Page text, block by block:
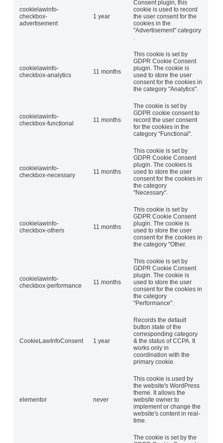
cookielawinfo-
checkbox-
advertisement
1 year
Consent plugin, this
cookie is used to record
the user consent for the
cookies in the
"Advertisement" category
cookielawinfo-
checkbox-analytics
11 months
This cookie is set by
GDPR Cookie Consent
plugin. The cookie is
used to store the user
consent for the cookies in
the category "Analytics".
cookielawinfo-
checkbox-functional
11 months
The cookie is set by
GDPR cookie consent to
record the user consent
for the cookies in the
category "Functional".
cookielawinfo-
checkbox-necessary
11 months
This cookie is set by
GDPR Cookie Consent
plugin. The cookies is
used to store the user
consent for the cookies in
the category
"Necessary".
cookielawinfo-
checkbox-others
11 months
This cookie is set by
GDPR Cookie Consent
plugin. The cookie is
used to store the user
consent for the cookies in
the category "Other.
cookielawinfo-
checkbox-performance
11 months
This cookie is set by
GDPR Cookie Consent
plugin. The cookie is
used to store the user
consent for the cookies in
the category
"Performance".
CookieLawInfoConsent 1 year
Records the default
button state of the
corresponding category
& the status of CCPA. It
works only in
coordination with the
primary cookie.
elementor never
This cookie is used by
the website's WordPress
theme. It allows the
website owner to
implement or change the
website's content in real-
time.
The cookie is set by the